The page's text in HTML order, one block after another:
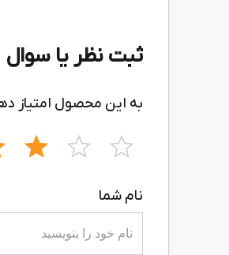
ثبت نظر یا سوال
به این محصول امتیاز
نام شما